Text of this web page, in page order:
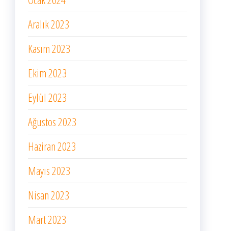
Aralık 2023
Kasım 2023
Ekim 2023
Eylül 2023
Ağustos 2023
Haziran 2023
Mayıs 2023
Nisan 2023
Mart 2023